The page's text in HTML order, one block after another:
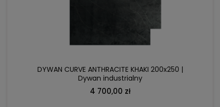
DYWAN CURVE ANTHRACITE KHAKI 200x250 |
Dywan industrialny
4 700,00 zł